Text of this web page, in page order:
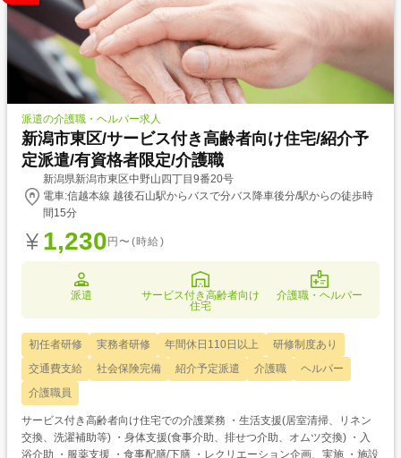
派遣の介護職・ヘルパー求人
新潟市東区/サービス付き高齢者向け住宅/紹介予
定派遣/有資格者限定/介護職
新潟県新潟市東区中野山四丁目9番20号
電車:信越本線 越後石山駅からバスで分バス降車後分/駅からの徒歩時
間15分
1,230 円〜(時給)
派遣
サービス付き高齢者向け
住宅
介護職・ヘルパー
初任者研修 実務者研修 年間休日110日以上
研修制度あり
交通費支給
社会保険完備 紹介予定派遣 介護職
ヘルパー
介護職員
サービス付き高齢者向け住宅での介護業務 ・生活支援(居室清掃、リネン
交換、洗濯補助等) ・身体支援(食事介助、排せつ介助、オムツ交換) ・入
浴介助 ・服薬支援 ・食事配膳/下膳 ・レクリエーション企画、実施 ・施設